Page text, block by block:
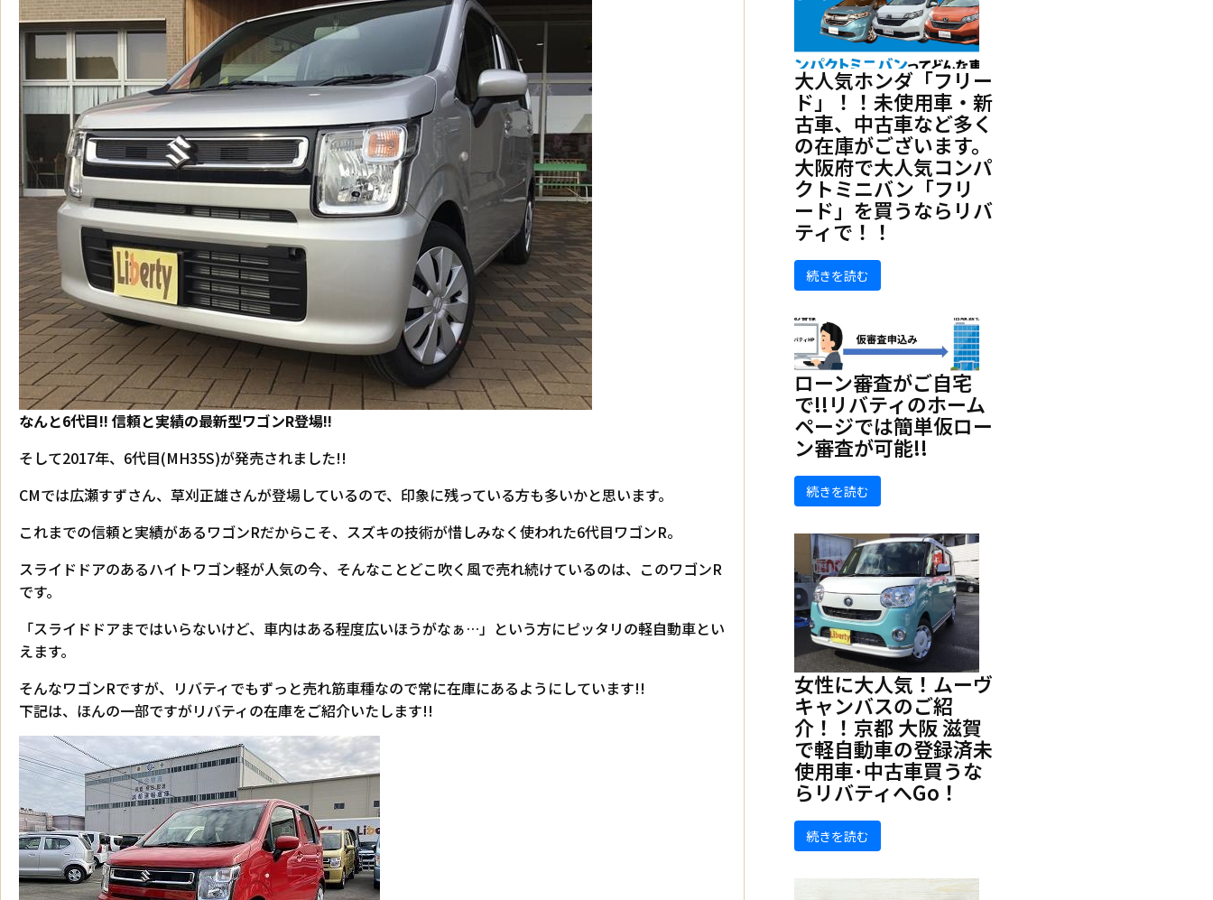
なんと6代目!! 信頼と実績の最新型ワゴンR登場!!
そして2017年、6代目(MH35S)が発売されました!!
CMでは広瀬すずさん、草刈正雄さんが登場しているので、印象に残っている方も多いかと思います。
これまでの信頼と実績があるワゴンRだからこそ、スズキの技術が惜しみなく使われた6代目ワゴンR。
スライドドアのあるハイトワゴン軽が人気の今、そんなことどこ吹く風で売れ続けているのは、このワゴンR
です。
「スライドドアまではいらないけど、車内はある程度広いほうがなぁ…」という方にピッタリの軽自動車とい
えます。
そんなワゴンRですが、リバティでもずっと売れ筋車種なので常に在庫にあるようにしています!!
下記は、ほんの一部ですがリバティの在庫をご紹介いたします!!
大人気ホンダ「フリー
ド」！！未使用車・新
古車、中古車など多く
の在庫がございます。
大阪府で大人気コンパ
クトミニバン「フリ
ード」を買うならリバ
ティで！！
続きを読む
ローン審査がご自宅
で!!リバティのホーム
ページでは簡単仮ロー
ン審査が可能!!
続きを読む
女性に大人気！ムーヴ
キャンバスのご紹
介！！京都 大阪 滋賀
で軽自動車の登録済未
使用車･中古車買うな
らリバティへGo！
続きを読む